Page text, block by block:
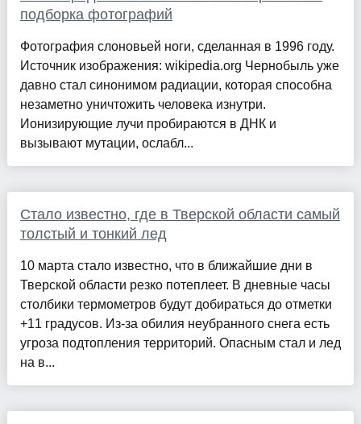
подборка фотографий
Фотография слоновьей ноги, сделанная в 1996 году.
Источник изображения: wikipedia.org Чернобыль уже
давно стал синонимом радиации, которая способна
незаметно уничтожить человека изнутри.
Ионизирующие лучи пробираются в ДНК и
вызывают мутации, ослабл...
Стало известно, где в Тверской области самый
толстый и тонкий лед
10 марта стало известно, что в ближайшие дни в
Тверской области резко потеплеет. В дневные часы
столбики термометров будут добираться до отметки
+11 градусов. Из-за обилия неубранного снега есть
угроза подтопления территорий. Опасным стал и лед
на в...